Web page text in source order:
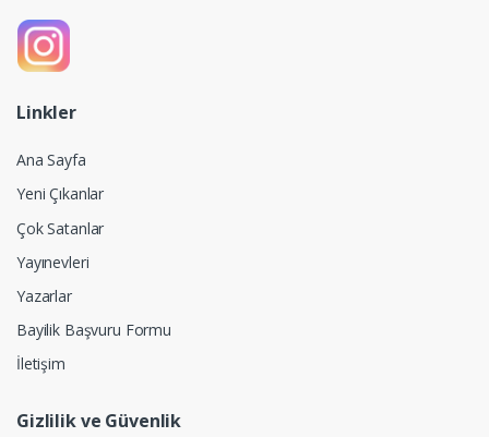
Linkler
Ana Sayfa
Yeni Çıkanlar
Çok Satanlar
Yayınevleri
Yazarlar
Bayilik Başvuru Formu
İletişim
Gizlilik ve Güvenlik